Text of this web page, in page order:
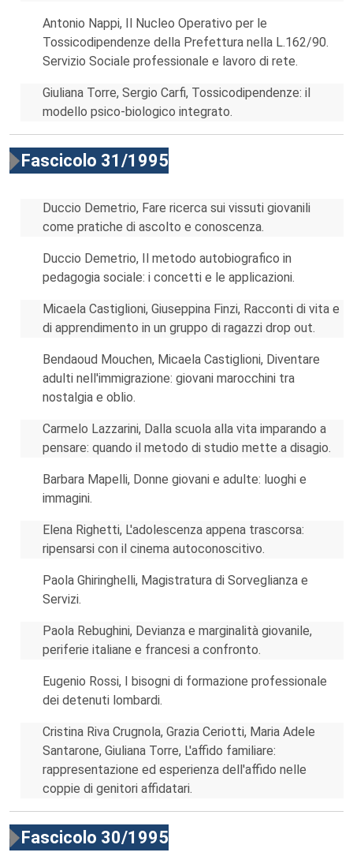
Antonio Nappi, Il Nucleo Operativo per le
Tossicodipendenze della Prefettura nella L.162/90.
Servizio Sociale professionale e lavoro di rete.
Giuliana Torre, Sergio Carfi, Tossicodipendenze: il
modello psico-biologico integrato.
Fascicolo 31/1995
Duccio Demetrio, Fare ricerca sui vissuti giovanili
come pratiche di ascolto e conoscenza.
Duccio Demetrio, Il metodo autobiografico in
pedagogia sociale: i concetti e le applicazioni.
Micaela Castiglioni, Giuseppina Finzi, Racconti di vita e
di apprendimento in un gruppo di ragazzi drop out.
Bendaoud Mouchen, Micaela Castiglioni, Diventare
adulti nell'immigrazione: giovani marocchini tra
nostalgia e oblio.
Carmelo Lazzarini, Dalla scuola alla vita imparando a
pensare: quando il metodo di studio mette a disagio.
Barbara Mapelli, Donne giovani e adulte: luoghi e
immagini.
Elena Righetti, L'adolescenza appena trascorsa:
ripensarsi con il cinema autoconoscitivo.
Paola Ghiringhelli, Magistratura di Sorveglianza e
Servizi.
Paola Rebughini, Devianza e marginalità giovanile,
periferie italiane e francesi a confronto.
Eugenio Rossi, I bisogni di formazione professionale
dei detenuti lombardi.
Cristina Riva Crugnola, Grazia Ceriotti, Maria Adele
Santarone, Giuliana Torre, L'affido familiare:
rappresentazione ed esperienza dell'affido nelle
coppie di genitori affidatari.
Fascicolo 30/1995